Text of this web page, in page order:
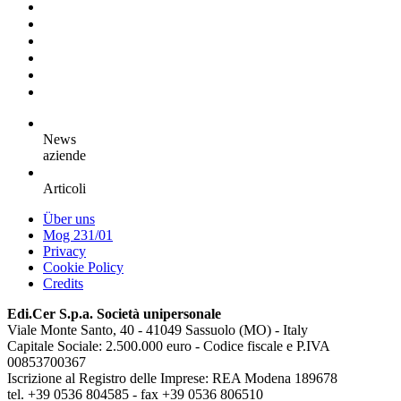
News
aziende
Articoli
Über uns
Mog 231/01
Privacy
Cookie Policy
Credits
Edi.Cer S.p.a. Società unipersonale
Viale Monte Santo, 40 - 41049 Sassuolo (MO) - Italy
Capitale Sociale: 2.500.000 euro - Codice fiscale e P.IVA
00853700367
Iscrizione al Registro delle Imprese: REA Modena 189678
tel. +39 0536 804585 - fax +39 0536 806510